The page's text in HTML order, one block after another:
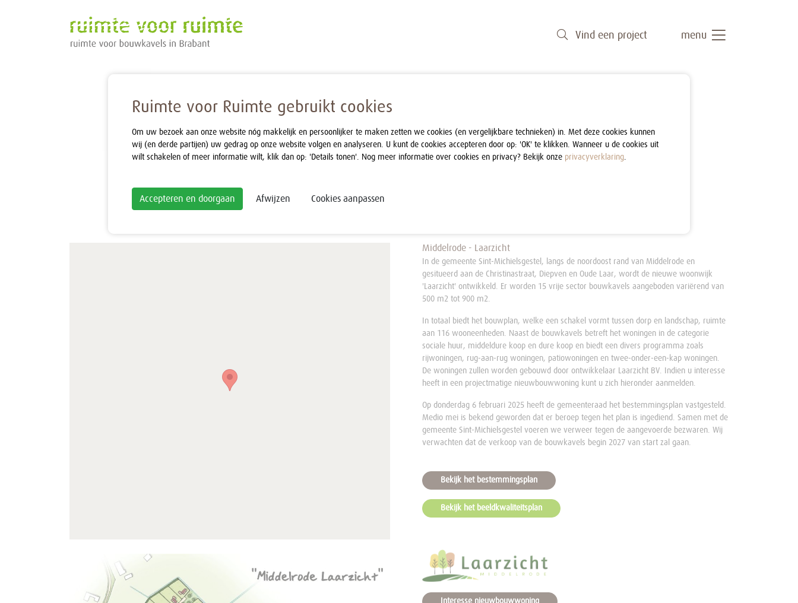
Ruimte voor Ruimte gebruikt cookies
Om uw bezoek aan onze website nóg makkelijk en persoonlijker te maken zetten we cookies (en vergelijkbare technieken) in. Met deze cookies kunnen
wij (en derde partijen) uw gedrag op onze website volgen en analyseren. U kunt de cookies accepteren door op: 'OK' te klikken. Wanneer u de cookies uit
wilt schakelen of meer informatie wilt, klik dan op: 'Details tonen'. Nog meer informatie over cookies en privacy? Bekijk onze privacyverklaring.
Accepteren en doorgaan Afwijzen Cookies aanpassen
Vind een project menu
Middelrode - Laarzicht
In de gemeente Sint-Michielsgestel, langs de noordoost rand van Middelrode en
gesitueerd aan de Christinastraat, Diepven en Oude Laar, wordt de nieuwe woonwijk
'Laarzicht' ontwikkeld. Er worden 15 vrije sector bouwkavels aangeboden variërend van
500 m2 tot 900 m2.
In totaal biedt het bouwplan, welke een schakel vormt tussen dorp en landschap, ruimte
aan 116 wooneenheden. Naast de bouwkavels betreft het woningen in de categorie
sociale huur, middeldure koop en dure koop en biedt een divers programma zoals
rijwoningen, rug-aan-rug woningen, patiowoningen en twee-onder-een-kap woningen.
De woningen zullen worden gebouwd door ontwikkelaar Laarzicht BV. Indien u interesse
heeft in een projectmatige nieuwbouwwoning kunt u zich hieronder aanmelden.
Op donderdag 6 februari 2025 heeft de gemeenteraad het bestemmingsplan vastgesteld .
Medio mei is bekend geworden dat er beroep tegen het plan is ingediend. Samen met de
gemeente Sint-Michielsgestel voeren we verweer tegen de aangevoerde bezwaren. Wij
verwachten dat de verkoop van de bouwkavels begin 2027 van start zal gaan.
Bekijk het bestemmingsplan
Bekijk het beeldkwaliteitsplan
Interesse nieuwbouwwoning